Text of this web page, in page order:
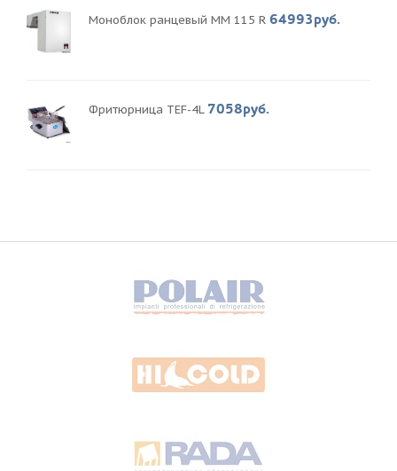
Моноблок ранцевый MM 115 R 64993руб.
Фритюрница TEF-4L 7058руб.